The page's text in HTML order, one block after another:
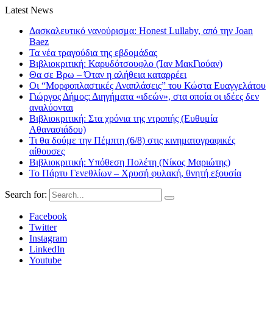
Latest News
Δασκαλευτικό νανούρισμα: Honest Lullaby, από την Joan
Baez
Τα νέα τραγούδια της εβδομάδας
Βιβλιοκριτική: Καρυδότσουφλο (Ίαν ΜακΓιούαν)
Θα σε Βρω – Όταν η αλήθεια καταρρέει
Οι “Μορφοπλαστικές Αναπλάσεις” του Κώστα Ευαγγελάτου
Γιώργος Δήμος: Διηγήματα «ιδεών», στα οποία οι ιδέες δεν
αναλύονται
Βιβλιοκριτική: Στα χρόνια της ντροπής (Ευθυμία
Αθανασιάδου)
Τι θα δούμε την Πέμπτη (6/8) στις κινηματογραφικές
αίθουσες
Βιβλιοκριτική: Υπόθεση Πολέτη (Νίκος Μαριώτης)
Το Πάρτυ Γενεθλίων – Χρυσή φυλακή, θνητή εξουσία
Search for:
Facebook
Twitter
Instagram
LinkedIn
Youtube